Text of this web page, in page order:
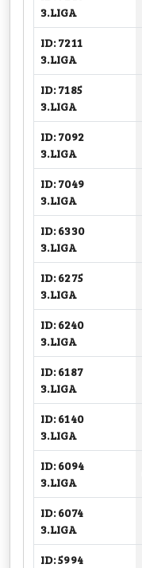
3.LIGA
ID: 7211
3.LIGA
ID: 7185
3.LIGA
ID: 7092
3.LIGA
ID: 7049
3.LIGA
ID: 6330
3.LIGA
ID: 6275
3.LIGA
ID: 6240
3.LIGA
ID: 6187
3.LIGA
ID: 6140
3.LIGA
ID: 6094
3.LIGA
ID: 6074
3.LIGA
ID: 5994